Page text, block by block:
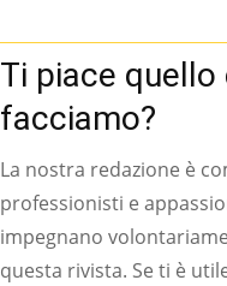
Ti piace quello
facciamo?
La nostra redazione è
professionisti e
impegnano
questa rivista. Se ti è